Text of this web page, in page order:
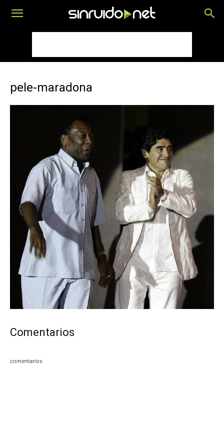
pele-maradona
Comentarios
comentarios